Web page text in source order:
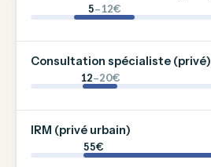
5–12€
Consultation spécialiste (privé)
12–20€
IRM (privé urbain)
55€